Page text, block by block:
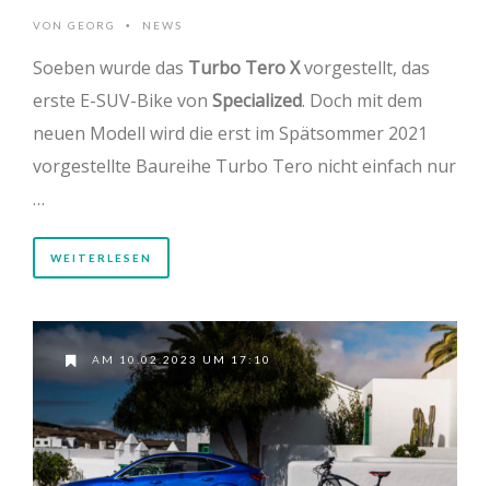
VON GEORG • NEWS
Soeben wurde das Turbo Tero Xvorgestellt, das
erste E-SUV-Bike von Specialized. Doch mit dem
neuen Modell wird die erst im Spätsommer 2021
vorgestellte Baureihe Turbo Tero nicht einfach nur
…
WEITERLESEN
AM 10.02.2023 UM 17:10